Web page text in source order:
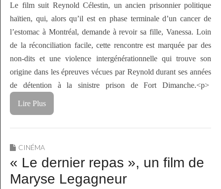
Le film suit Reynold Célestin, un ancien prisonnier politique
haïtien, qui, alors qu’il est en phase terminale d’un cancer de
l’estomac à Montréal, demande à revoir sa fille, Vanessa. Loin
de la réconciliation facile, cette rencontre est marquée par des
non-dits et une violence intergénérationnelle qui trouve son
origine dans les épreuves vécues par Reynold durant ses années
de détention à la sinistre prison de Fort Dimanche.<p>
Lire Plus
CINÉMA
« Le dernier repas », un film de
Maryse Legagneur